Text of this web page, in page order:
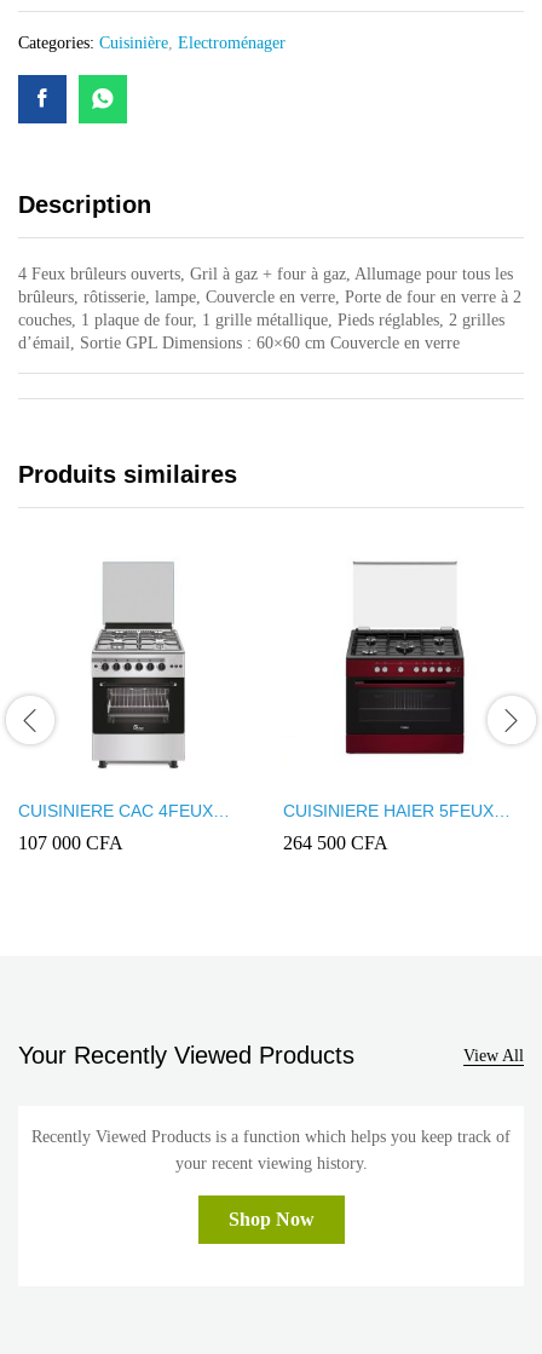
Categories: Cuisinière, Electroménager
Description
4 Feux brûleurs ouverts, Gril à gaz + four à gaz, Allumage pour tous les
brûleurs, rôtisserie, lampe, Couvercle en verre, Porte de four en verre à 2
couches, 1 plaque de four, 1 grille métallique, Pieds réglables, 2 grilles
d’émail, Sortie GPL Dimensions : 60×60 cm Couvercle en verre
Produits similaires
CUISINIERE CAC 4FEUX
60X60 FULL OPTION INOX
CAC60F
107 000 CFA
CUISINIERE HAIER 5FEUX
90X60 ROUGE HCR6050EGR
264 500 CFA
Your Recently Viewed Products View All
Recently Viewed Products is a function which helps you keep track of
your recent viewing history.
Shop Now